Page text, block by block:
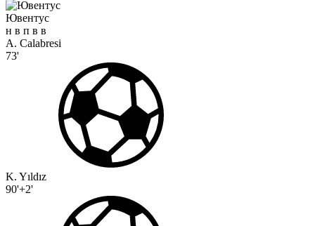
Ювентус
н в п в в
A. Calabresi
73'
K. Yıldız
90'+2'